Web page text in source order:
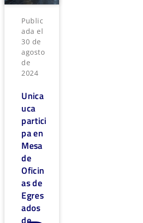
Public
ada el
30 de
agosto
de
2024
Unica
uca
partici
pa en
Mesa
de
Oficin
as de
Egres
ados
de